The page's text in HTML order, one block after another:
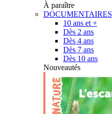
À paraître
DOCUMENTAIRES
10 ans et +
Dès 2 ans
Dès 4 ans
Dès 7 ans
Dès 10 ans
Nouveautés